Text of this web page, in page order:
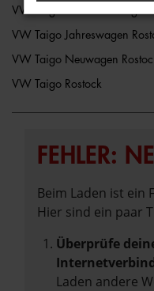
VW Taigo Gebrauchtwagen
VW Taigo Jahreswagen
VW Taigo Neuwagen
VW Taigo Rostock
FEHLER:
Beim Laden ist ein
Hier sind ein paar
Überprüfe
Laden andere